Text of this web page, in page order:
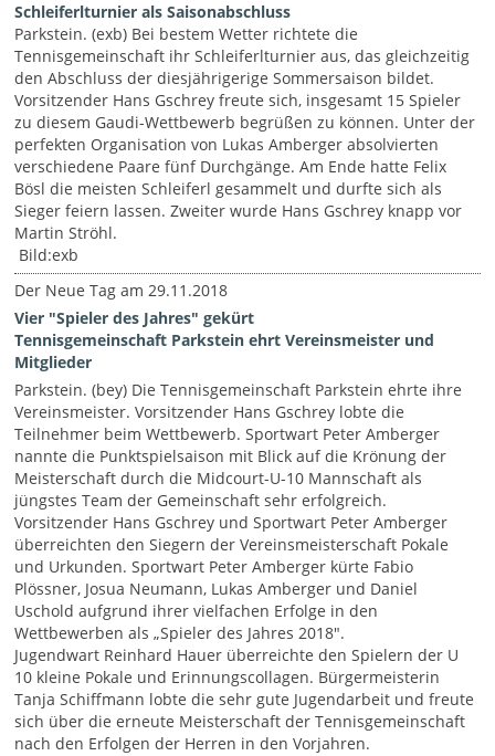
Schleiferlturnier als Saisonabschluss
Parkstein. (exb) Bei bestem Wetter richtete die
Tennisgemeinschaft ihr Schleiferlturnier aus, das gleichzeitig
den Abschluss der diesjährigerige Sommersaison bildet.
Vorsitzender Hans Gschrey freute sich, insgesamt 15 Spieler
zu diesem Gaudi-Wettbewerb begrüßen zu können. Unter der
perfekten Organisation von Lukas Amberger absolvierten
verschiedene Paare fünf Durchgänge. Am Ende hatte Felix
Bösl die meisten Schleiferl gesammelt und durfte sich als
Sieger feiern lassen. Zweiter wurde Hans Gschrey knapp vor
Martin Ströhl.
Bild:exb
Der Neue Tag am 29.11.2018
Vier "Spieler des Jahres" gekürt
Tennisgemeinschaft Parkstein ehrt Vereinsmeister und
Mitglieder
Parkstein. (bey) Die Tennisgemeinschaft Parkstein ehrte ihre
Vereinsmeister. Vorsitzender Hans Gschrey lobte die
Teilnehmer beim Wettbewerb. Sportwart Peter Amberger
nannte die Punktspielsaison mit Blick auf die Krönung der
Meisterschaft durch die Midcourt-U-10 Mannschaft als
jüngstes Team der Gemeinschaft sehr erfolgreich.
Vorsitzender Hans Gschrey und Sportwart Peter Amberger
überreichten den Siegern der Vereinsmeisterschaft Pokale
und Urkunden. Sportwart Peter Amberger kürte Fabio
Plössner, Josua Neumann, Lukas Amberger und Daniel
Uschold aufgrund ihrer vielfachen Erfolge in den
Wettbewerben als „Spieler des Jahres 2018".
Jugendwart Reinhard Hauer überreichte den Spielern der U
10 kleine Pokale und Erinnungscollagen. Bürgermeisterin
Tanja Schiffmann lobte die sehr gute Jugendarbeit und freute
sich über die erneute Meisterschaft der Tennisgemeinschaft
nach den Erfolgen der Herren in den Vorjahren.